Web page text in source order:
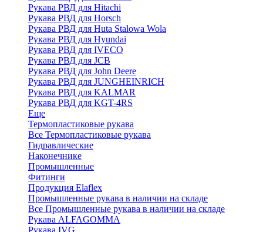
Рукава РВД для Hitachi
Рукава РВД для Horsch
Рукава РВД для Huta Stalowa Wola
Рукава РВД для Hyundai
Рукава РВД для IVECO
Рукава РВД для JCB
Рукава РВД для John Deere
Рукава РВД для JUNGHEINRICH
Рукава РВД для KALMAR
Рукава РВД для KGT-4RS
Еще
Термопластиковые рукава
Все Термопластиковые рукава
Гидравлические
Наконечнике
Промышленные
Фитинги
Продукция Elaflex
Промышленные рукава в наличии на складе
Все Промышленные рукава в наличии на складе
Рукава ALFAGOMMA
Рукава IVG